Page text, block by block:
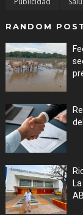
RANDOM